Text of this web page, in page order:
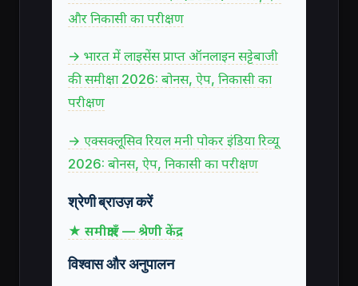
और निकासी का परीक्षण
→ भारत में लाइसेंस प्राप्त ऑनलाइन सट्टेबाजी
की समीक्षा 2026: बोनस, ऐप, निकासी का
परीक्षण
→ एक्सक्लूसिव रियल मनी पोकर इंडिया रिव्यू
2026: बोनस, ऐप, निकासी का परीक्षण
श्रेणी ब्राउज़ करें
★ समीक्षाएँ — श्रेणी केंद्र
विश्वास और अनुपालन